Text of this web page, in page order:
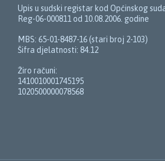
Upis u sudski registar kod Općinskog
Reg-06-000811 od 10.08.2006. godine
MBS: 65-01-8487-16 (stari broj 2-103)
Šifra djelatnosti: 84.12
Žiro računi:
1410010001745195
1020500000078568